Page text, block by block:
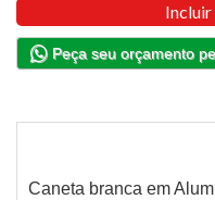
Incluir
Peça seu orçamento
Caneta branca em